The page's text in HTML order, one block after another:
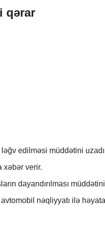
qərar
edilməsi müddətini
xəbər verir.
dayandırılması
nəqliyyatı ilə